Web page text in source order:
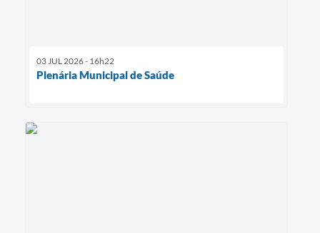
03 JUL 2026 - 16h22
Plenária Municipal de Saúde